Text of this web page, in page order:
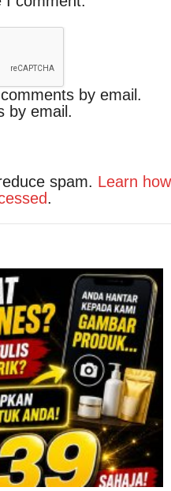
by email.
by email.
spam. Learn how
.